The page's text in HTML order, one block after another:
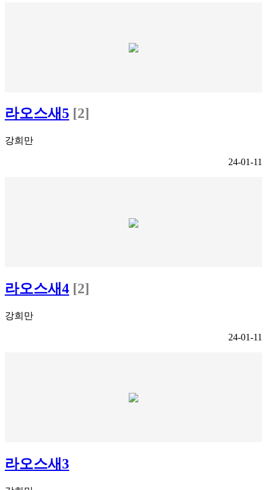
라오스새5 [2]
강희만
24-01-11
라오스새4 [2]
강희만
24-01-11
라오스새3